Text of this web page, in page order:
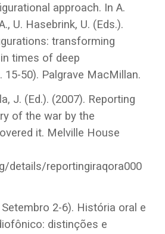
approach. In A.
U. Hasebrink, U. (Eds.).
transforming
times of deep
15-50). Palgrave MacMillan.
J. (Ed.). (2007). Reporting
of the war by the
it. Melville House
details/reportingiraqora000
2-6). História oral e
distinções e